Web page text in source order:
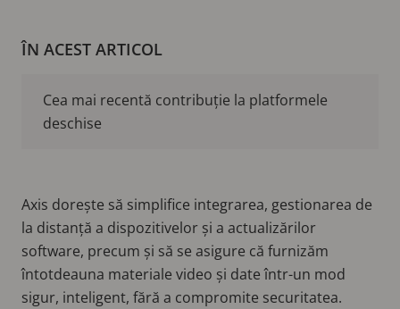
ÎN ACEST ARTICOL
Cea mai recentă contribuție la platformele
deschise
Axis dorește să simplifice integrarea, gestionarea de
la distanță a dispozitivelor și a actualizărilor
software, precum și să se asigure că furnizăm
întotdeauna materiale video și date într-un mod
sigur, inteligent, fără a compromite securitatea.